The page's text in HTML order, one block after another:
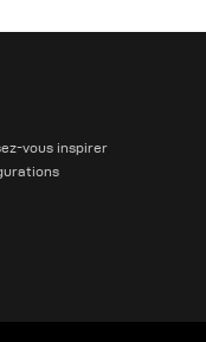
vous inspirer